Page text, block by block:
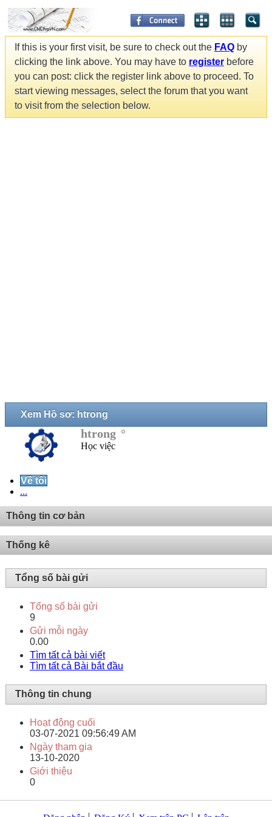
If this is your first visit, be sure to check out the FAQ by
clicking the link above. You may have to register before
you can post: click the register link above to proceed. To
start viewing messages, select the forum that you want
to visit from the selection below.
Xem Hồ sơ: htrong
htrong
Học việc
Về tôi
...
Thông tin cơ bản
Thống kê
Tổng số bài gửi
Tổng số bài gửi
9
Gửi mỗi ngày
0.00
Tìm tất cả bài viết
Tìm tất cả Bài bắt đầu
Thông tin chung
Hoạt động cuối
03-07-2021 09:56:49 AM
Ngày tham gia
13-10-2020
Giới thiệu
0